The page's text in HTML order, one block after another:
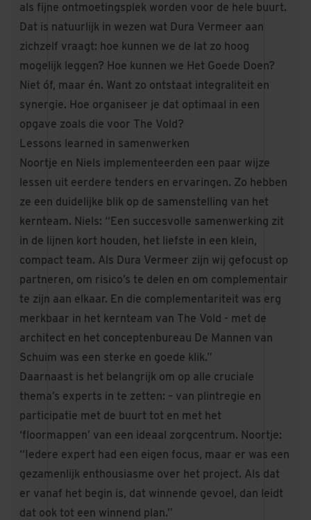
als fijne ontmoetingsplek worden voor de hele buurt.
Dat is natuurlijk in wezen wat Dura Vermeer aan
zichzelf vraagt: hoe kunnen we de lat zo hoog
mogelijk leggen? Hoe kunnen we Het Goede Doen?
Niet óf, maar én. Want zo ontstaat integraliteit en
synergie. Hoe organiseer je dat optimaal in een
opgave zoals die voor The Vold?
Lessons learned in samenwerken
Noortje en Niels implementeerden een paar wijze
lessen uit eerdere tenders en ervaringen. Zo hebben
ze een duidelijke blik op de samenstelling van het
kernteam. Niels: “Een succesvolle samenwerking zit
in de lijnen kort houden, het liefste in een klein,
compact team. Als Dura Vermeer zijn wij gefocust op
partneren, om risico’s te delen en om complementair
te zijn aan elkaar. En die complementariteit was erg
merkbaar in het kernteam van The Vold - met de
architect en het conceptenbureau De Mannen van
Schuim was een sterke en goede klik.”
Daarnaast is het belangrijk om op alle cruciale
thema’s experts in te zetten: – van plintregie en
participatie met de buurt tot en met het
‘floormappen’ van een ideaal zorgcentrum. Noortje:
“Iedere expert had een eigen focus, maar er was een
gezamenlijk enthousiasme over het project. Als dat
er vanaf het begin is, dat winnende gevoel, dan leidt
dat ook tot een winnend plan.”